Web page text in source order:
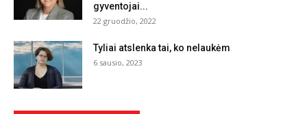
gyventojai...
22 gruodžio, 2022
Tyliai atslenka tai, ko nelaukėm
6 sausio, 2023